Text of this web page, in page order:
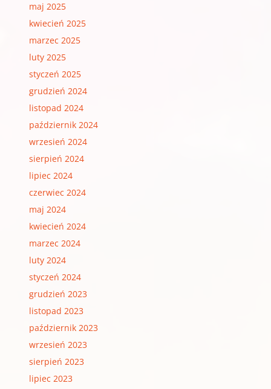
maj 2025
kwiecień 2025
marzec 2025
luty 2025
styczeń 2025
grudzień 2024
listopad 2024
październik 2024
wrzesień 2024
sierpień 2024
lipiec 2024
czerwiec 2024
maj 2024
kwiecień 2024
marzec 2024
luty 2024
styczeń 2024
grudzień 2023
listopad 2023
październik 2023
wrzesień 2023
sierpień 2023
lipiec 2023